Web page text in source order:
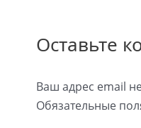
Оставьте
Ваш адрес email
Обязательные